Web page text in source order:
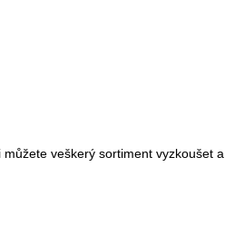
veškerý sortiment vyzkoušet a